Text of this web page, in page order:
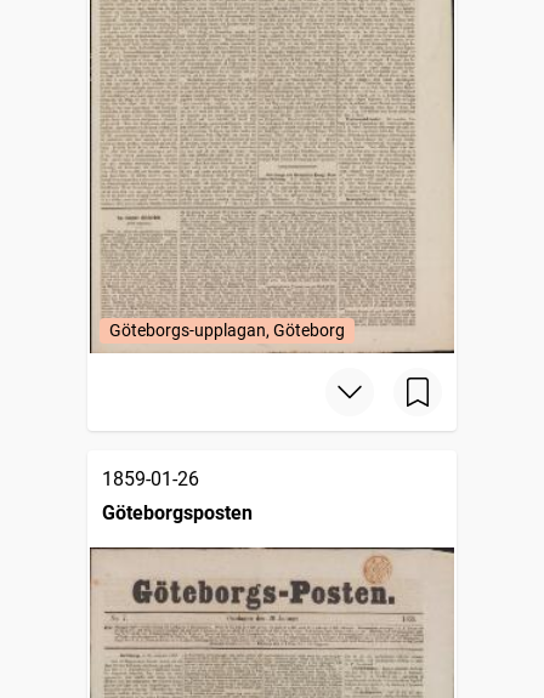
Göteborgs-upplagan, Göteborg
1859-01-26
Göteborgsposten